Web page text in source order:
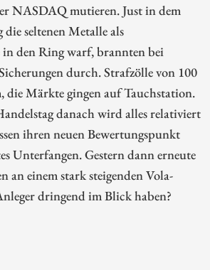
NASDAQ mutieren. Just in dem
seltenen Metalle als
in den Ring warf, brannten bei
durch. Strafzölle von 100
die Märkte gingen auf Tauchstation.
danach wird alles relativiert
ihren neuen Bewertungspunkt
Unterfangen. Gestern dann erneute
an einem stark steigenden Vola-
dringend im Blick haben?